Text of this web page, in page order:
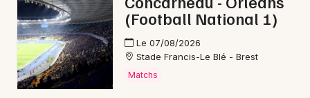
Choisir mes départements
(Football National 1)
Le 07/08/2026
Stade Francis-Le Blé - Brest
Matchs